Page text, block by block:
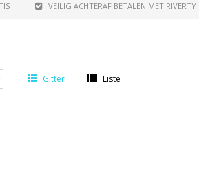
VEILIG ACHTERAF BETALEN MET RIVERTY
Gitter Liste